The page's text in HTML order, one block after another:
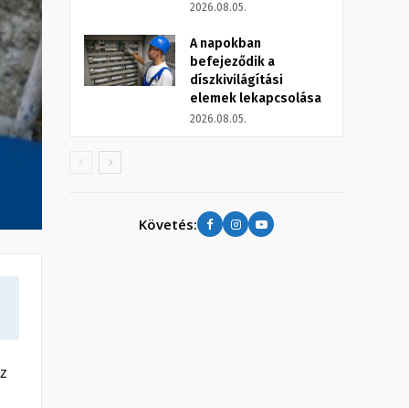
2026.08.05.
A napokban
befejeződik a
díszkivilágítási
elemek lekapcsolása
2026.08.05.
Követés: